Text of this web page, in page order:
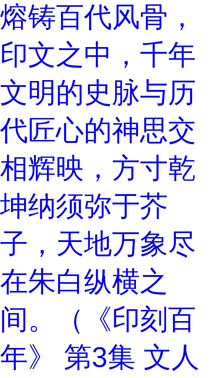
熔铸百代风骨，
印文之中，千年
文明的史脉与历
代匠心的神思交
相辉映，方寸乾
坤纳须弥于芥
子，天地万象尽
在朱白纵横之
间。（《印刻百
年》 第3集 文人